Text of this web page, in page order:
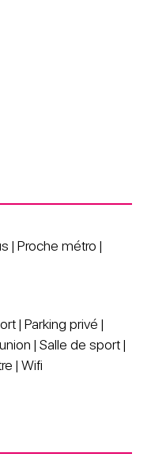
| Proche métro |
| Parking privé |
| Salle de sport |
| Wifi